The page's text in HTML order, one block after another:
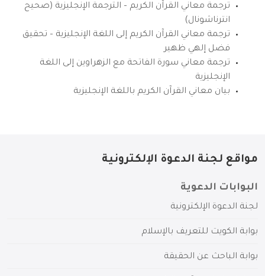
ترجمة معاني القرآن الكريم – الترجمة الإنجليزية (صحيح
انترناشونال)
ترجمة معاني القرآن الكريم إلى اللغة الإنجليزية – تحقيق
فضل إلهي ظهير
ترجمة معاني سورة الفاتحة مع الزهراوين إلى اللغة
الإنجليزية
بيان معاني القرآن الكريم باللغة الإنجليزية
مواقع لجنة الدعوة الإلكترونية
البوابات الدعوية
لجنة الدعوة الإلكترونية
بوابة الكويت للتعريف بالإسلام
بوابة الباحث عن الحقيقة